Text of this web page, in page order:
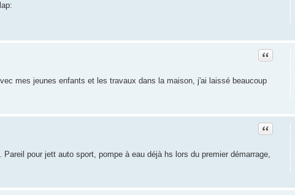
Citation
mes jeunes enfants et les travaux dans la maison, j'ai laissé beaucoup
Citation
pour jett auto sport, pompe à eau déjà hs lors du premier démarrage,